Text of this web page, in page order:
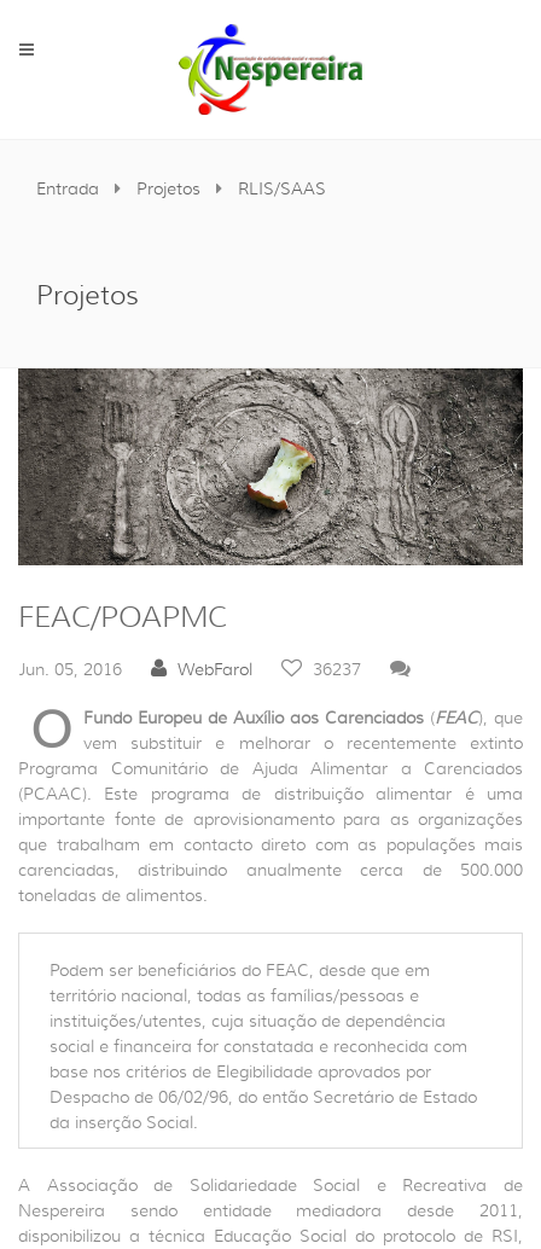
Entrada Projetos RLIS/SAAS
Projetos
FEAC/POAPMC
Jun. 05, 2016 WebFarol 36237
O Fundo Europeu de Auxílio aos Carenciados (FEAC), que
vem substituir e melhorar o recentemente extinto
Programa Comunitário de Ajuda Alimentar a Carenciados
(PCAAC). Este programa de distribuição alimentar é uma
importante fonte de aprovisionamento para as organizações
que trabalham em contacto direto com as populações mais
carenciadas, distribuindo anualmente cerca de 500.000
toneladas de alimentos.
Podem ser beneficiários do FEAC, desde que em
território nacional, todas as famílias/pessoas e
instituições/utentes, cuja situação de dependência
social e financeira for constatada e reconhecida com
base nos critérios de Elegibilidade aprovados por
Despacho de 06/02/96, do então Secretário de Estado
da inserção Social.
A Associação de Solidariedade Social e Recreativa de
Nespereira sendo entidade mediadora desde 2011,
disponibilizou a técnica Educação Social do protocolo de RSI,